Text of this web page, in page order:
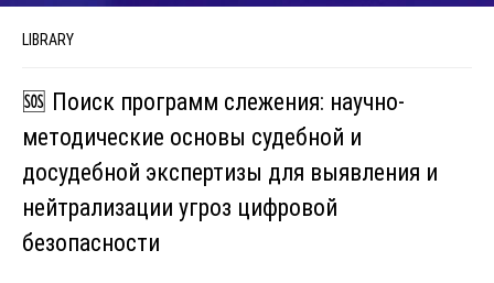
LIBRARY
🆘 Поиск программ слежения: научно-
методические основы судебной и
досудебной экспертизы для выявления и
нейтрализации угроз цифровой
безопасности